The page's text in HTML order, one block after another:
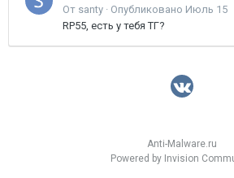
От santy · Опубликовано Июль 15
RP55, есть у тебя ТГ?
Anti-Malware.ru
Powered by Invision